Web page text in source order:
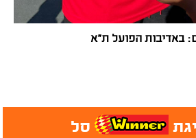
באדיבות הפועל ת"א
סל